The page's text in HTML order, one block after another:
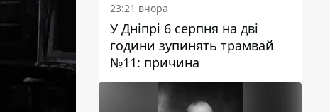
23:21 вчора
У Дніпрі 6 серпня на дві
години зупинять трамвай
№11: причина